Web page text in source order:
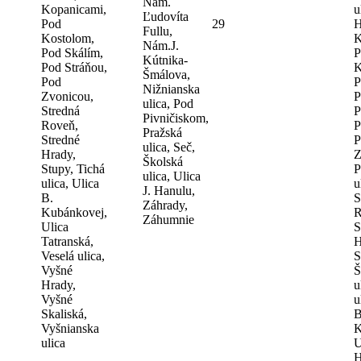
Kopanicami,
Pod
Kostolom,
Pod Skálím,
Pod Stráňou,
Pod
Zvonicou,
Stredná
Roveň,
Stredné
Hrady,
Stupy, Tichá
ulica, Ulica
B.
Kubánkovej,
Ulica
Tatranská,
Veselá ulica,
Vyšné
Hrady,
Vyšné
Skaliská,
Vyšnianska
ulica
Ľudovíta
Fullu,
Nám.J.
Kútnika-
Šmálova,
Nižnianska
ulica, Pod
Pivničiskom,
Pražská
ulica, Seč,
Školská
ulica, Ulica
J. Hanulu,
Záhrady,
Záhumnie
29